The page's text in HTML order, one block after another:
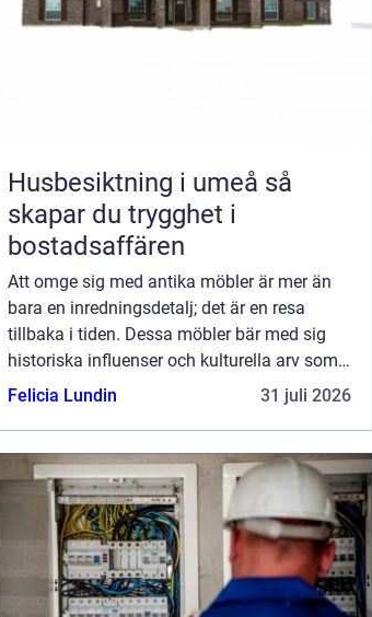
Husbesiktning i umeå så
skapar du trygghet i
bostadsaffären
Att omge sig med antika möbler är mer än
bara en inredningsdetalj; det är en resa
tillbaka i tiden. Dessa möbler bär med sig
historiska influenser och kulturella arv som
berikar våra moderna hem. Genom att
Felicia Lundin 31 juli 2026